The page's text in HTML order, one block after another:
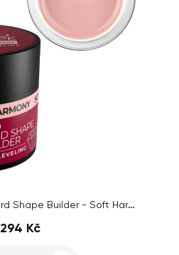
PALU UV/LED PRO Hard Shape Builder - Soft Harmony, 45g
294 Kč